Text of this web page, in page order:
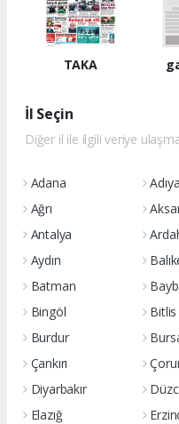
TAKA
İl Seçin
Diğer il ile ilgili veriye
Adana
Ağrı
Antalya
Aydın
Batman
Bingöl
Bitlis
Burdur
Çankırı
Diyarbakır
Elazığ